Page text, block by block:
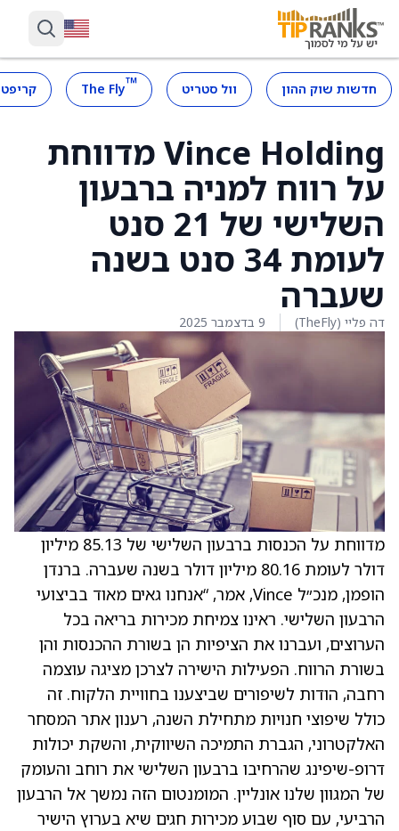
חדשות שוק ההון וול סטריט ™
The Fly
Vince Holding מדווחת
על רווח למניה ברבעון
השלישי של 21 סנט
לעומת 34 סנט בשנה
שעברה
דה פליי (TheFly) 9 בדצמבר 2025
מדווחת על הכנסות ברבעון השלישי של 85.13 מיליון
דולר לעומת 80.16 מיליון דולר בשנה שעברה. ברנדן
הופמן, מנכ״ל Vince, אמר, “אנחנו גאים מאוד בביצועי
הרבעון השלישי. ראינו צמיחת מכירות בריאה בכל
הערוצים, ועברנו את הציפיות הן בשורת ההכנסות והן
בשורת הרווח. הפעילות הישירה לצרכן מציגה עוצמה
רחבה, הודות לשיפורים שביצענו בחוויית הלקוח. זה
כולל שיפוצי חנויות מתחילת השנה, רענון אתר המסחר
האלקטרוני, הגברת התמיכה השיווקית, והשקת יכולות
דרופ-שיפינג שהרחיבו ברבעון השלישי את רוחב והעומק
של המגוון שלנו אונליין. המומנטום הזה נמשך אל הרבעון
הרביעי, עם סוף שבוע מכירות חגים שיא בערוץ הישיר